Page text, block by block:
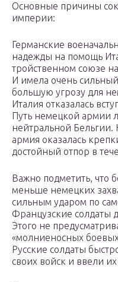
Основные причины
империи:
Германские
надежды на помощь
тройственном союзе
И имела очень
большую угрозу для
Италия отказалась
Путь немецкой армии
нейтральной Бельгии.
армия оказалась
достойный отпор в
Важно подметить, что
меньше немецких
сильным ударом по
Французские солдаты
Этого не
«молниеносных
Русские солдаты
своих войск и ввели